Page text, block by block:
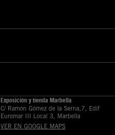
Exposición y tienda Marbella
C/ Ramón Gómez de la Serna,7, Edif
Euromar III Local 3, Marbella
VER EN GOOGLE MAPS